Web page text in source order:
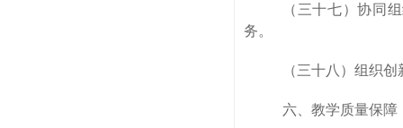
（三十七）协同
务。
（三十八）组织
六、教学质量保障